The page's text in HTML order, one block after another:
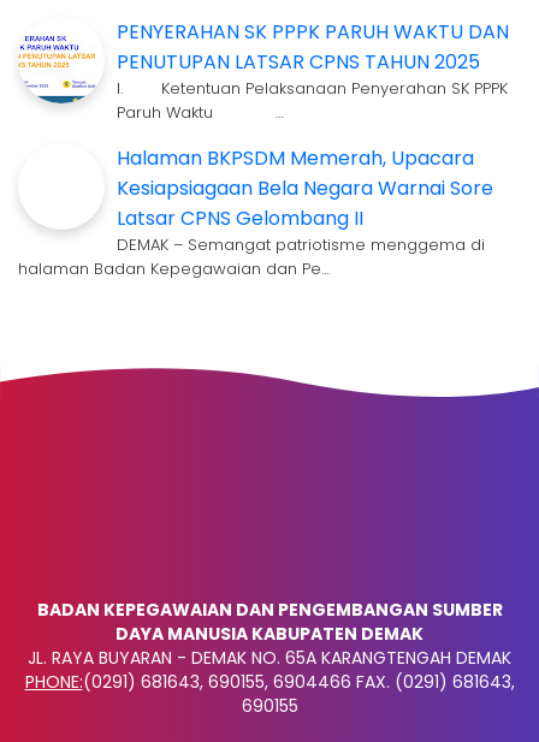
PENYERAHAN SK PPPK PARUH WAKTU DAN
PENUTUPAN LATSAR CPNS TAHUN 2025
I. Ketentuan Pelaksanaan Penyerahan SK PPPK
Paruh Waktu …
Halaman BKPSDM Memerah, Upacara
Kesiapsiagaan Bela Negara Warnai Sore
Latsar CPNS Gelombang II
DEMAK – Semangat patriotisme menggema di
halaman Badan Kepegawaian dan Pe…
BADAN KEPEGAWAIAN DAN PENGEMBANGAN SUMBER
DAYA MANUSIA KABUPATEN DEMAK
JL. RAYA BUYARAN - DEMAK NO. 65A KARANGTENGAH DEMAK
PHONE:(0291) 681643, 690155, 6904466 FAX. (0291) 681643,
690155